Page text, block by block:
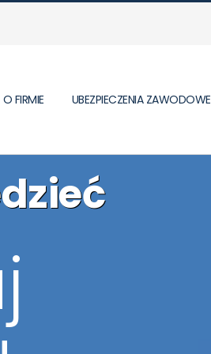
O FIRMIE UBEZPIECZENIA ZAWODOWE